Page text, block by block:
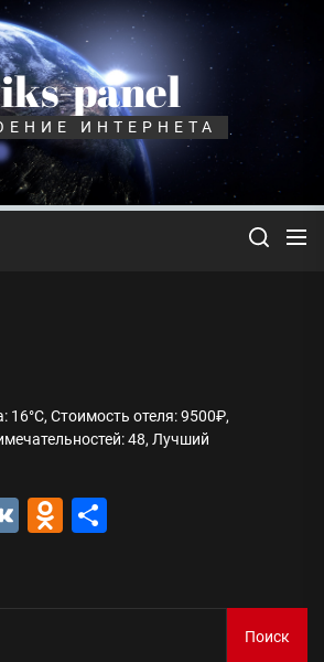
panel
ИНТЕРНЕТА
16°C, Стоимость отеля: 9500₽,
48, Лучший
VK Odnoklassniki
Поиск